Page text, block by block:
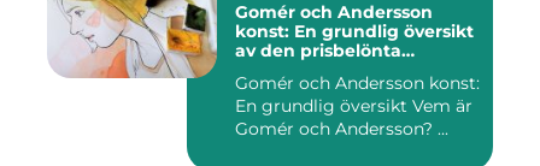
Gomér och Andersson
konst: En grundlig översikt
av den prisbelönta
Gomér och Andersson konst:
En grundlig översikt Vem är
Gomér och Andersson? ...